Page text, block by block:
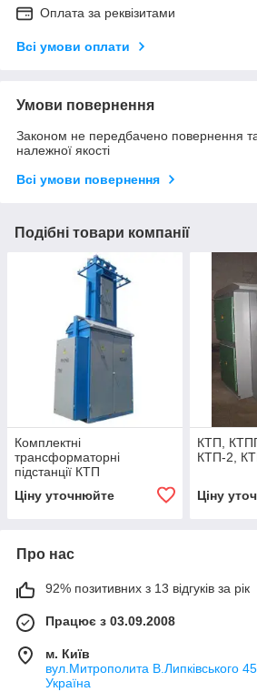
Оплата за реквізитами
Всі умови оплати
Умови повернення
Законом не передбачено повернення
належної якості
Всі умови повернення
Подібні товари компанії
Комплектні
трансформаторні
підстанції КТП
Ціну уточнюйте
КТП,
КТП-2,
Ціну
Про нас
92% позитивних з 13 відгуків за рік
Працює з 03.09.2008
м. Київ
вул.Митрополита В.Липківського
Україна